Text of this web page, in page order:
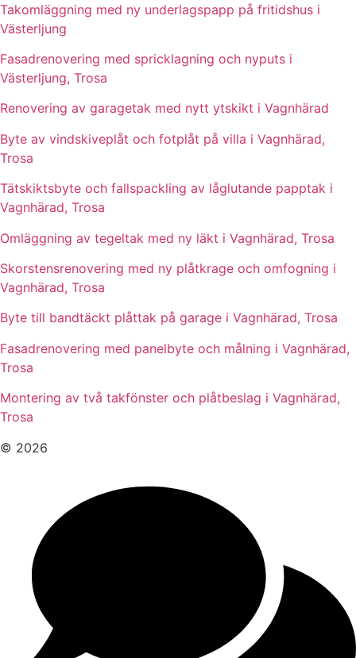
Takomläggning med ny underlagspapp på fritidshus i
Västerljung
Fasadrenovering med spricklagning och nyputs i
Västerljung, Trosa
Renovering av garagetak med nytt ytskikt i Vagnhärad
Byte av vindskiveplåt och fotplåt på villa i Vagnhärad,
Trosa
Tätskiktsbyte och fallspackling av låglutande papptak i
Vagnhärad, Trosa
Omläggning av tegeltak med ny läkt i Vagnhärad, Trosa
Skorstensrenovering med ny plåtkrage och omfogning i
Vagnhärad, Trosa
Byte till bandtäckt plåttak på garage i Vagnhärad, Trosa
Fasadrenovering med panelbyte och målning i Vagnhärad,
Trosa
Montering av två takfönster och plåtbeslag i Vagnhärad,
Trosa
© 2026